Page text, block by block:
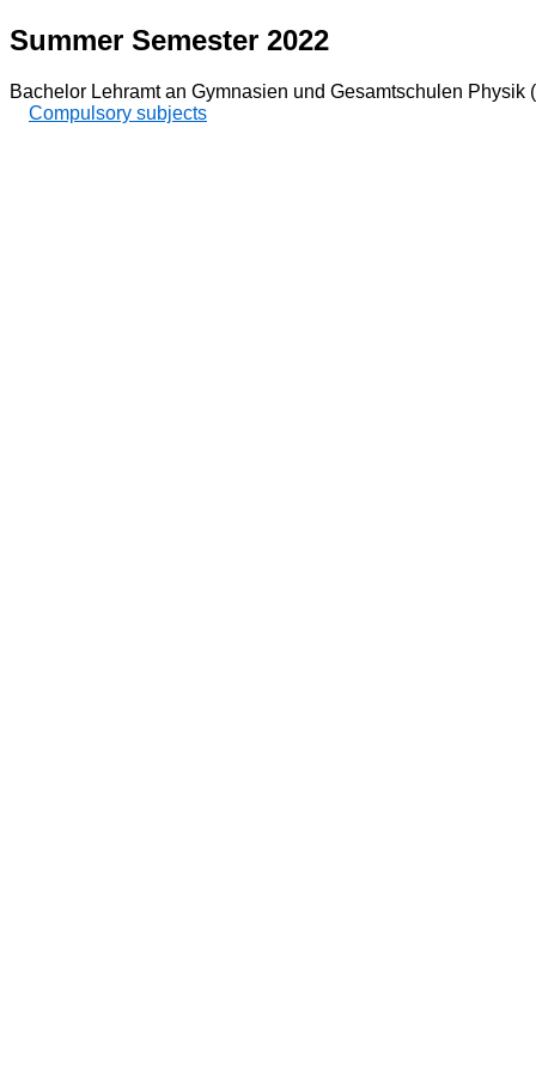
Summer Semester 2022
Bachelor Lehramt an Gymnasien und Gesamtschulen Physik
Compulsory subjects